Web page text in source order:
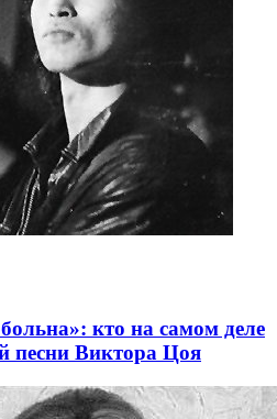
кто на самом деле
песни Виктора Цоя